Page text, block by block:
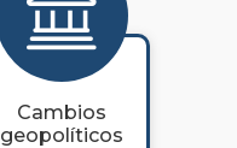
Cambios
geopolíticos